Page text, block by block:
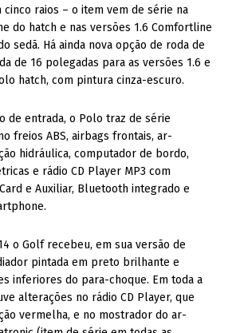
cinco raios – o item vem de série na
do hatch e nas versões 1.6 Comfortline
sedã. Há ainda nova opção de roda de
de 16 polegadas para as versões 1.6 e
hatch, com pintura cinza-escuro.
de entrada, o Polo traz de série
freios ABS, airbags frontais, ar-
hidráulica, computador de bordo,
e rádio CD Player MP3 com
e Auxiliar, Bluetooth integrado e
o Golf recebeu, em sua versão de
pintada em preto brilhante e
inferiores do para-choque. Em toda a
alterações no rádio CD Player, que
vermelha, e no mostrador do ar-